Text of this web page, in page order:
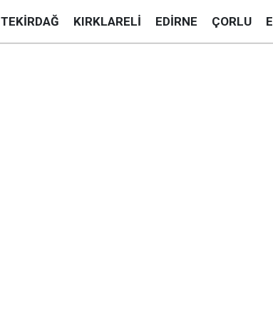
TEKIRDAĞ KIRKLARELI EDIRNE ÇORLU